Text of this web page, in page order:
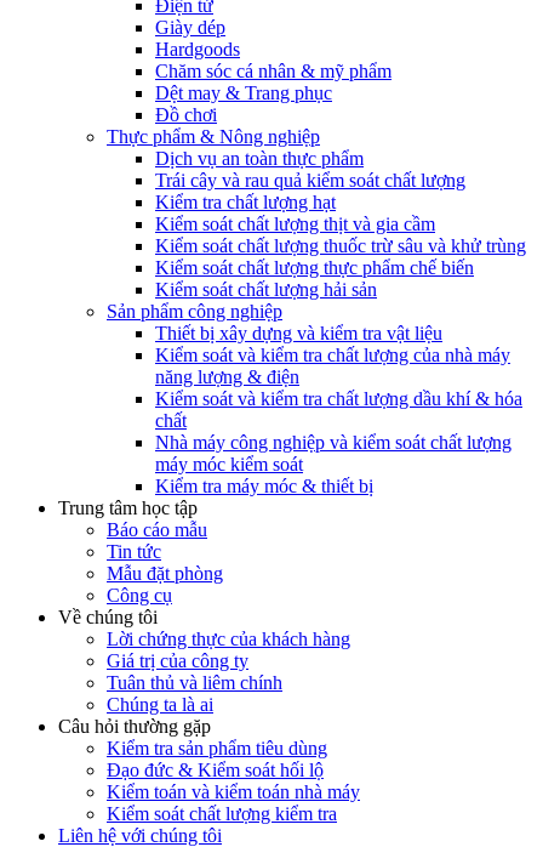
Điện tử
Giày dép
Hardgoods
Chăm sóc cá nhân & mỹ phẩm
Dệt may & Trang phục
Đồ chơi
Thực phẩm & Nông nghiệp
Dịch vụ an toàn thực phẩm
Trái cây và rau quả kiểm soát chất lượng
Kiểm tra chất lượng hạt
Kiểm soát chất lượng thịt và gia cầm
Kiểm soát chất lượng thuốc trừ sâu và khử trùng
Kiểm soát chất lượng thực phẩm chế biến
Kiểm soát chất lượng hải sản
Sản phẩm công nghiệp
Thiết bị xây dựng và kiểm tra vật liệu
Kiểm soát và kiểm tra chất lượng của nhà máy
năng lượng & điện
Kiểm soát và kiểm tra chất lượng dầu khí & hóa
chất
Nhà máy công nghiệp và kiểm soát chất lượng
máy móc kiểm soát
Kiểm tra máy móc & thiết bị
Trung tâm học tập
Báo cáo mẫu
Tin tức
Mẫu đặt phòng
Công cụ
Về chúng tôi
Lời chứng thực của khách hàng
Giá trị của công ty
Tuân thủ và liêm chính
Chúng ta là ai
Câu hỏi thường gặp
Kiểm tra sản phẩm tiêu dùng
Đạo đức & Kiểm soát hối lộ
Kiểm toán và kiểm toán nhà máy
Kiểm soát chất lượng kiểm tra
Liên hệ với chúng tôi